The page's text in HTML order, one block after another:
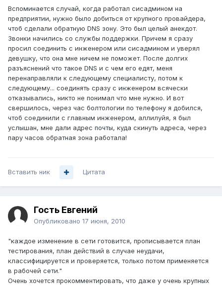
Вспоминается случай, когда работал сисадмином на
предприятии, нужно было добиться от крупного провайдера,
чтоб сделали обратную DNS зону. Это был целый анекдот.
Звонки начились со службы поддержки. Причем я сразу
просил соединить с инженером или сисадмином и уверял
девушку, что она мне ничем не поможет. После долгих
разъяснений что такое DNS и с чем его едят, меня
перенаправляли к следующему специалисту, потом к
следующему... соединять сразу с инженером всячески
отказывались, никто не понимал что мне нужно. И вот
свершилось, через час болтологии по телефону я добился,
чтоб соединили с главным инженером, аллилуйя, я был
услышан, мне дали адрес почты, куда скинуть адреса, через
пару часов обратная зона работала!
Вставить ник Цитата
Гость Евгений
Опубликовано 17 июня, 2010
"каждое изменение в сети готовится, прописывается план
тестирования, план действий в случае неудачи,
классифицируется и проверяется, только потом применяется
в рабочей сети."
Очень хочется прокомментировать, что даже у очень крупных